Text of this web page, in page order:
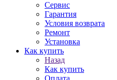
Сервис
Гарантия
Условия возврата
Ремонт
Установка
Как купить
Назад
Как купить
Оплата